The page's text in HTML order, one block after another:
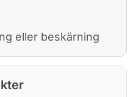
eller beskärning